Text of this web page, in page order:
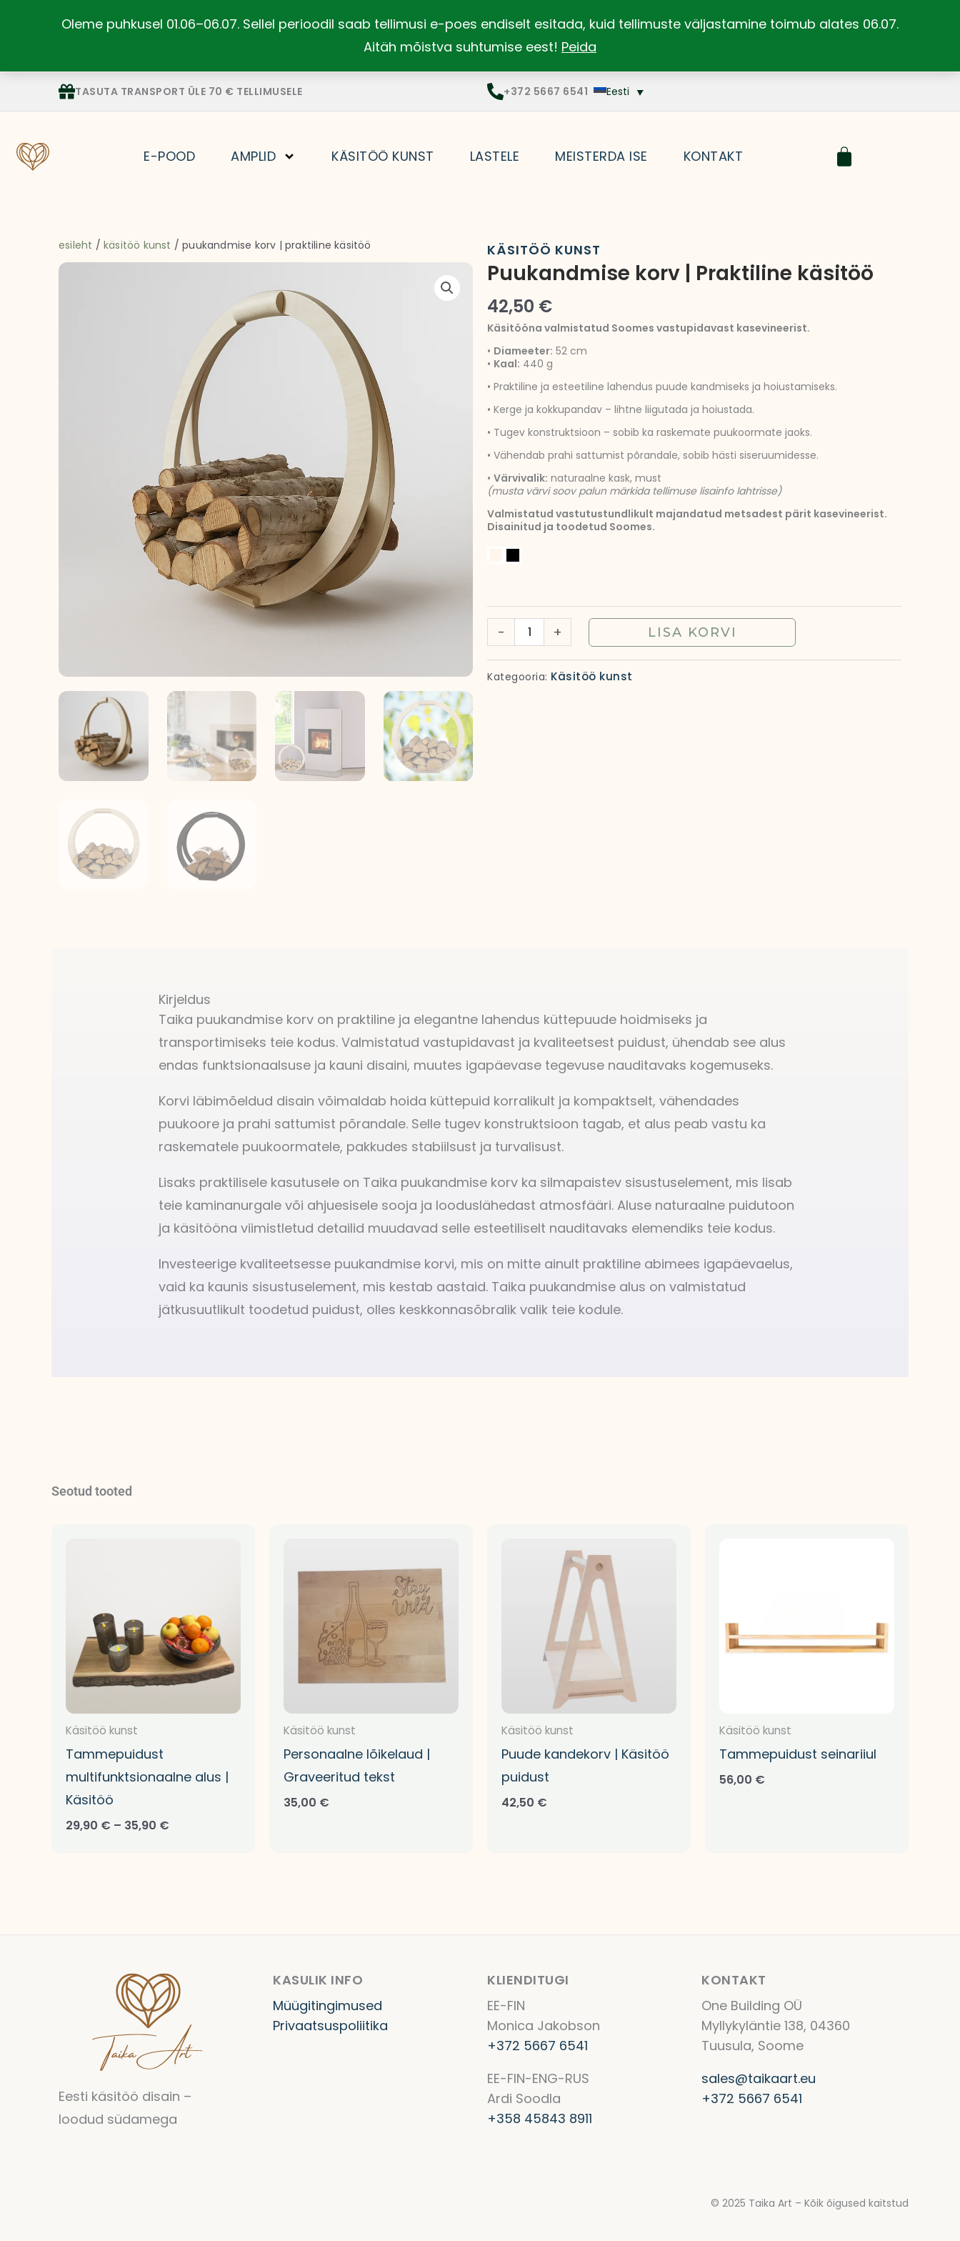
Oleme puhkusel 01.06–06.07. Sellel perioodil saab tellimusi e-poes endiselt esitada, kuid tellimuste väljastamine toimub alates 06.07.
Aitäh mõistva suhtumise eest! Peida
TASUTA TRANSPORT ÜLE 70 € TELLIMUSELE +372 5667 6541 Eesti
E-POOD AMPLID KÄSITÖÖ KUNST LASTELE MEISTERDA ISE KONTAKT Cart
esileht /käsitöö kunst / puukandmise korv | praktiline käsitöö KÄSITÖÖ KUNST
Puukandmise korv | Praktiline käsitöö
42,50 €
Käsitööna valmistatud Soomes vastupidavast kasevineerist.
• Diameeter: 52 cm
• Kaal: 440 g
• Praktiline ja esteetiline lahendus puude kandmiseks ja hoiustamiseks.
• Kerge ja kokkupandav – lihtne liigutada ja hoiustada.
• Tugev konstruktsioon – sobib ka raskemate puukoormate jaoks.
• Vähendab prahi sattumist põrandale, sobib hästi siseruumidesse.
• Värvivalik: naturaalne kask, must
(musta värvi soov palun märkida tellimuse lisainfo lahtrisse)
Valmistatud vastutustundlikult majandatud metsadest pärit kasevineerist.
Disainitud ja toodetud Soomes.
-
Puukandmise
Praktiline
käsitöö
+ LISA KORVI
Kategooria: Käsitöö kunst
Kirjeldus
Taika puukandmise korv on praktiline ja elegantne lahendus küttepuude hoidmiseks ja
transportimiseks teie kodus. Valmistatud vastupidavast ja kvaliteetsest puidust, ühendab see alus
endas funktsionaalsuse ja kauni disaini, muutes igapäevase tegevuse nauditavaks kogemuseks.
Korvi läbimõeldud disain võimaldab hoida küttepuid korralikult ja kompaktselt, vähendades
puukoore ja prahi sattumist põrandale. Selle tugev konstruktsioon tagab, et alus peab vastu ka
raskematele puukoormatele, pakkudes stabiilsust ja turvalisust.
Lisaks praktilisele kasutusele on Taika puukandmise korv ka silmapaistev sisustuselement, mis lisab
teie kaminanurgale või ahjuesisele sooja ja looduslähedast atmosfääri. Aluse naturaalne puidutoon
ja käsitööna viimistletud detailid muudavad selle esteetiliselt nauditavaks elemendiks teie kodus.
Investeerige kvaliteetsesse puukandmise korvi, mis on mitte ainult praktiline abimees igapäevaelus,
vaid ka kaunis sisustuselement, mis kestab aastaid. Taika puukandmise alus on valmistatud
jätkusuutlikult toodetud puidust, olles keskkonnasõbralik valik teie kodule.
Seotud tooted
Käsitöö kunst
Tammepuidust
multifunktsionaalne alus |
Käsitöö
29,90 € – 35,90 €
Käsitöö kunst
Personaalne lõikelaud |
Graveeritud tekst
35,00 €
Käsitöö kunst
Puude kandekorv | Käsitöö
puidust
42,50 €
Käsitöö kunst
Tammepuidust seinariiul
56,00 €
Eesti käsitöö disain –
loodud südamega
KASULIK INFO
Müügitingimused
Privaatsuspoliitika
KLIENDITUGI
EE-FIN
Monica Jakobson
+372 5667 6541
EE-FIN-ENG-RUS
Ardi Soodla
+358 45843 8911
KONTAKT
One Building OÜ
Myllykyläntie 138, 04360
Tuusula, Soome
sales@taikaart.eu
+372 5667 6541
© 2025 Taika Art – Kõik õigused kaitstud